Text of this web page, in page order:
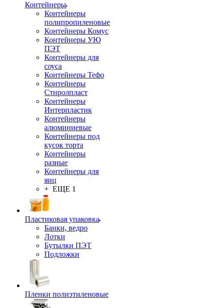
Контейнеры
Контейнеры
полипропиленовые
Контейнеры Комус
Контейнеры УЮ
ПЭТ
Контейнеры для
соуса
Контейнеры Тефо
Контейнеры
Стиролпласт
Контейнеры
Интерпластик
Контейнеры
алюминиевые
Контейнеры под
кусок торта
Контейнеры
разные
Контейнеры для
яиц
+ ЕЩЕ 1
Пластиковая упаковка
Банки, ведро
Лотки
Бутылки ПЭТ
Подложки
Пленки полиэтиленовые